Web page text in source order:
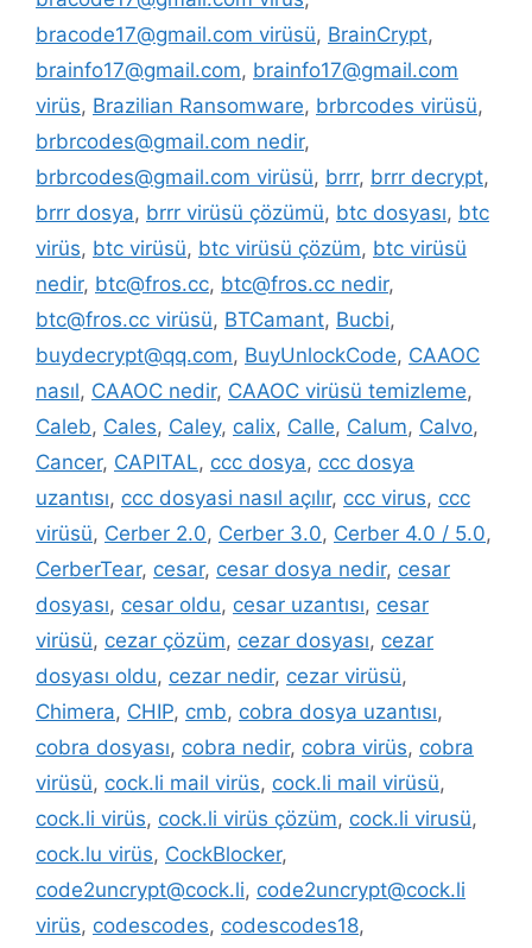
bracode17@gmail.com virüsü, BrainCrypt,
brainfo17@gmail.com, brainfo17@gmail.com
virüs, Brazilian Ransomware, brbrcodes virüsü,
brbrcodes@gmail.com nedir,
brbrcodes@gmail.com virüsü, brrr, brrr decrypt,
brrr dosya, brrr virüsü çözümü, btc dosyası, btc
virüs, btc virüsü, btc virüsü çözüm, btc virüsü
nedir, btc@fros.cc, btc@fros.cc nedir,
btc@fros.cc virüsü, BTCamant, Bucbi,
buydecrypt@qq.com, BuyUnlockCode, CAAOC
nasıl, CAAOC nedir, CAAOC virüsü temizleme,
Caleb, Cales, Caley, calix, Calle, Calum, Calvo,
Cancer, CAPITAL, ccc dosya, ccc dosya
uzantısı, ccc dosyasi nasıl açılır, ccc virus, ccc
virüsü, Cerber 2.0, Cerber 3.0, Cerber 4.0 / 5.0,
CerberTear, cesar, cesar dosya nedir, cesar
dosyası, cesar oldu, cesar uzantısı, cesar
virüsü, cezar çözüm, cezar dosyası, cezar
dosyası oldu, cezar nedir, cezar virüsü,
Chimera, CHIP, cmb, cobra dosya uzantısı,
cobra dosyası, cobra nedir, cobra virüs, cobra
virüsü, cock.li mail virüs, cock.li mail virüsü,
cock.li virüs, cock.li virüs çözüm, cock.li virusü,
cock.lu virüs, CockBlocker,
code2uncrypt@cock.li, code2uncrypt@cock.li
virüs, codescodes, codescodes18,